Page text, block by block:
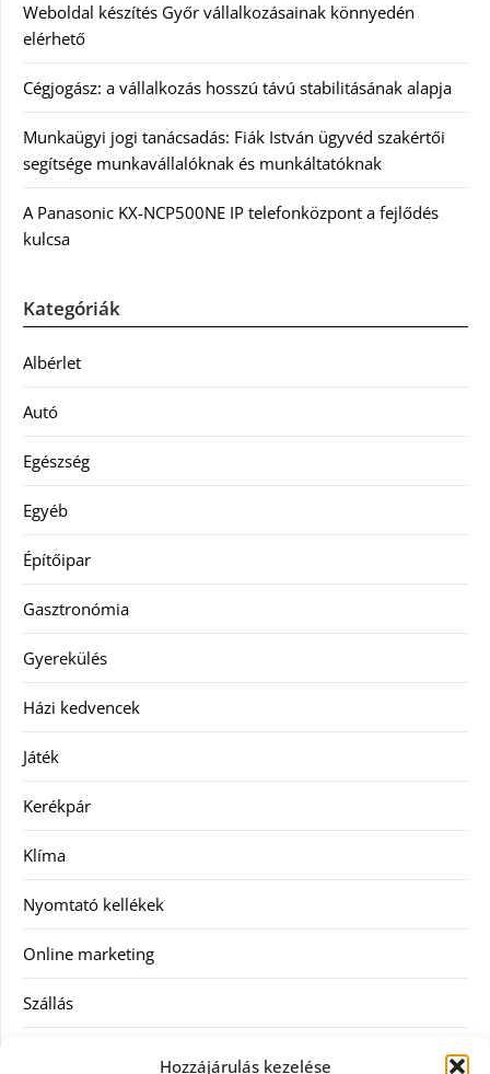
Hozzájárulás kezelése
Weboldal készítés Győr vállalkozásainak könnyedén
elérhető
Cégjogász: a vállalkozás hosszú távú stabilitásának alapja
Munkaügyi jogi tanácsadás: Fiák István ügyvéd szakértői
segítsége munkavállalóknak és munkáltatóknak
A Panasonic KX-NCP500NE IP telefonközpont a fejlődés
kulcsa
Kategóriák
Albérlet
Autó
Egészség
Egyéb
Építőipar
Gasztronómia
Gyerekülés
Házi kedvencek
Játék
Kerékpár
Klíma
Nyomtató kellékek
Online marketing
Szállás